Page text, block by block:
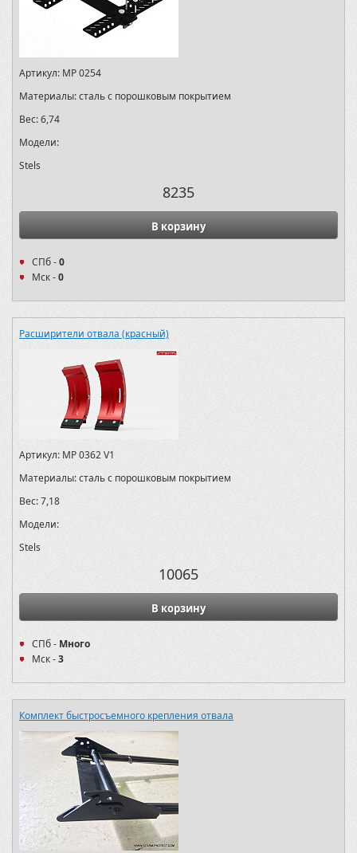
Артикул: MP 0254
Материалы:сталь с порошковым покрытием
Вес:6,74
Модели:
Stels
8235
В корзину
СПб -0
Мск -0
Расширители отвала (красный)
Артикул: MP 0362 V1
Материалы:сталь с порошковым покрытием
Вес:7,18
Модели:
Stels
10065
В корзину
СПб - Много
Мск -3
Комплект быстросъемного крепления отвала